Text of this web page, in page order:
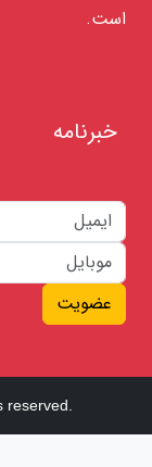
است.
خبرنامه
عضویت
reserved.